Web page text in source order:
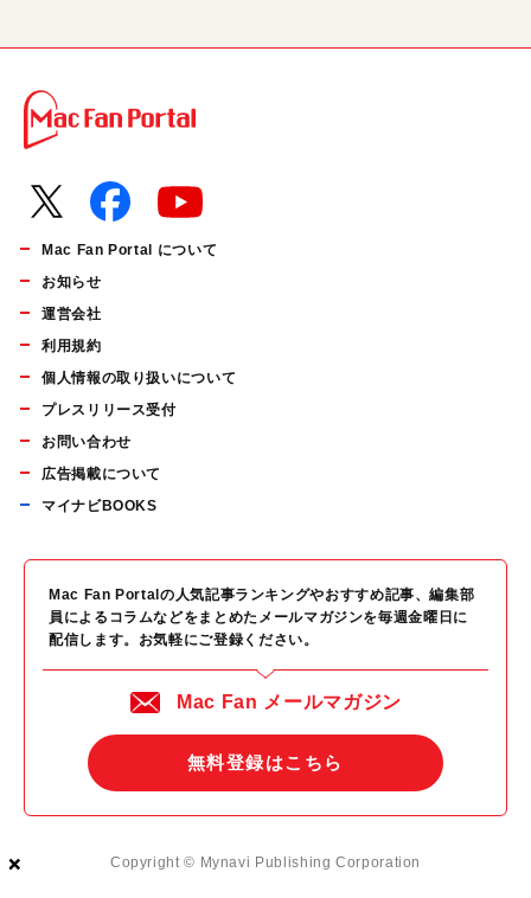
×
×
×
Mac Fan Portal について
お知らせ
運営会社
利用規約
個人情報の取り扱いについて
プレスリリース受付
お問い合わせ
広告掲載について
マイナビBOOKS
Mac Fan Portalの人気記事ランキングやおすすめ記事、編集部
員によるコラムなどをまとめたメールマガジンを毎週金曜日に
配信します。お気軽にご登録ください。
Mac Fan メールマガジン
無料登録はこちら
Copyright © Mynavi Publishing Corporation